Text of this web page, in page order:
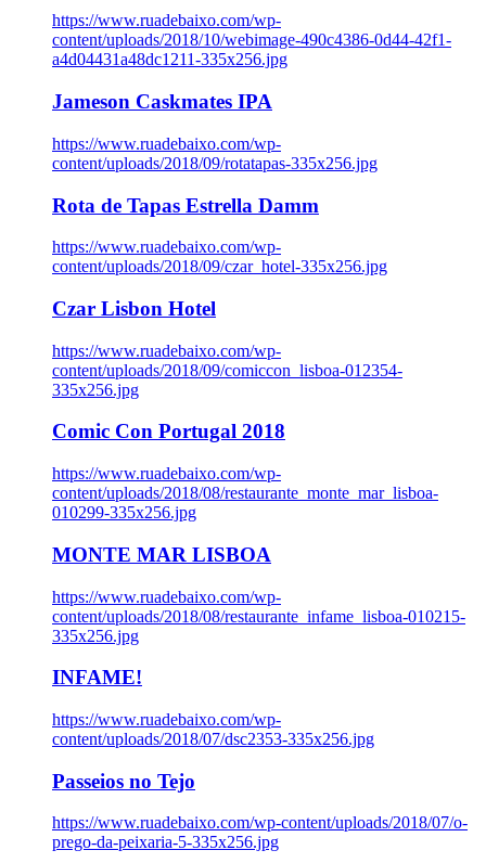
https://www.ruadebaixo.com/wp-
content/uploads/2018/10/webimage-490c4386-0d44-42f1-
a4d04431a48dc1211-335x256.jpg
Jameson Caskmates IPA
https://www.ruadebaixo.com/wp-
content/uploads/2018/09/rotatapas-335x256.jpg
Rota de Tapas Estrella Damm
https://www.ruadebaixo.com/wp-
content/uploads/2018/09/czar_hotel-335x256.jpg
Czar Lisbon Hotel
https://www.ruadebaixo.com/wp-
content/uploads/2018/09/comiccon_lisboa-012354-
335x256.jpg
Comic Con Portugal 2018
https://www.ruadebaixo.com/wp-
content/uploads/2018/08/restaurante_monte_mar_lisboa-
010299-335x256.jpg
MONTE MAR LISBOA
https://www.ruadebaixo.com/wp-
content/uploads/2018/08/restaurante_infame_lisboa-010215-
335x256.jpg
INFAME!
https://www.ruadebaixo.com/wp-
content/uploads/2018/07/dsc2353-335x256.jpg
Passeios no Tejo
https://www.ruadebaixo.com/wp-content/uploads/2018/07/o-
prego-da-peixaria-5-335x256.jpg